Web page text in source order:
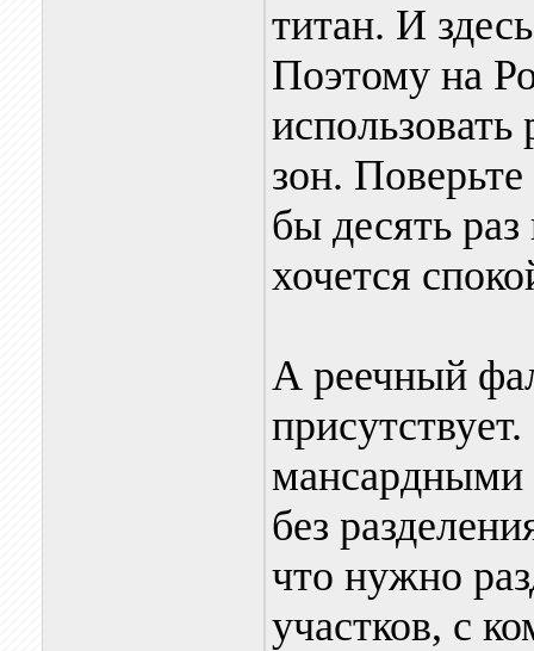
титан. И
Поэтому на
зон.
бы десять
хочется
А реечный
без
что нужно
участков, с